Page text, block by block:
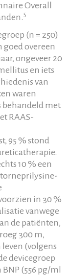
Overall
5
(n = 250)
goed overeen
ongeveer 20
en iets
van
waren
behandeld met
RAAS-
95 % stond
10 % een
in 30 %
vanwege
de patiënten,
300 m,
leven (volgens
devicegroep
(556 pg/ml